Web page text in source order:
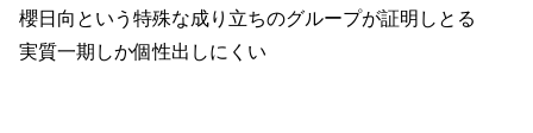
櫻日向という特殊な成り立ちのグループが証明しとる
実質一期しか個性出しにくい